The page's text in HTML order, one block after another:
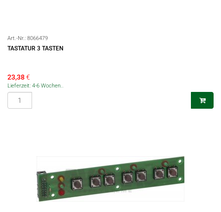
Art.-Nr.: 8066479
TASTATUR 3 TASTEN
23,38€
Lieferzeit: 4-6 Wochen..